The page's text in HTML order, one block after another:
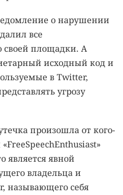
о нарушении
все
своей площадки. А
исходный код и
в Twitter,
угрозу
произошла от кого-
является явной
владельца и
называющего себя